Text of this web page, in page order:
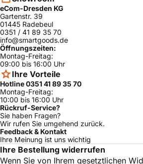
eCom-Dresden KG
Gartenstr. 39
01445 Radebeul
0351 / 41 89 35 70
info@smartgoods.de
Öffnungszeiten:
Montag-Freitag:
09:00 bis 16:00 Uhr
Ihre Vorteile
Hotline 0351 41 89 35 70
Montag-Freitag:
10:00 bis 16:00 Uhr
Rückruf-Service?
Sie haben Fragen?
Wir rufen Sie umgehend zurück.
Feedback & Kontakt
Ihre Meinung ist uns wichtig
Ihre Bestellung widerrufen
Wenn Sie von Ihrem gesetztlichen